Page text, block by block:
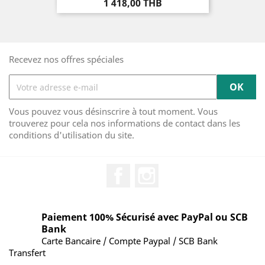
1 418,00 THB
Recevez nos offres spéciales
Vous pouvez vous désinscrire à tout moment. Vous
trouverez pour cela nos informations de contact dans les
conditions d'utilisation du site.
Paiement 100% Sécurisé avec PayPal ou SCB
Bank
Carte Bancaire / Compte Paypal / SCB Bank
Transfert